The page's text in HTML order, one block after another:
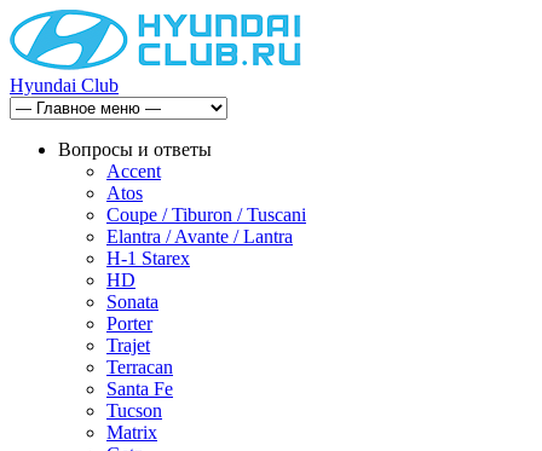
Hyundai Club
Вопросы и ответы
Accent
Atos
Coupe / Tiburon / Tuscani
Elantra / Avante / Lantra
H-1 Starex
HD
Sonata
Porter
Trajet
Terracan
Santa Fe
Tucson
Matrix